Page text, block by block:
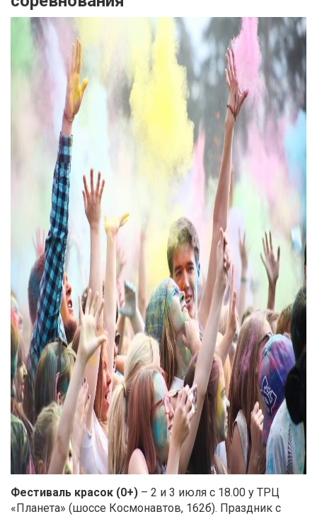
Фестиваль красок (0+) – 2 и 3 июля с 18.00 у ТРЦ
«Планета» (шоссе Космонавтов, 162б). Праздник с